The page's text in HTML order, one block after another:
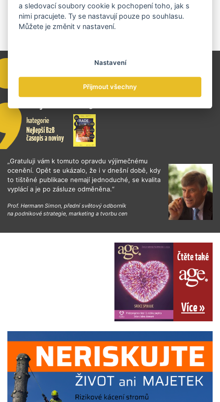
„Gratuluji vám k tomuto opravdu výjimečnému
ocenění. Opět se ukázalo, že i v dnešní době, kdy
to tištěné publikace nemají jednoduché, se kvalita
vyplácí a je po zásluze odměněna.“
Prof. Hermann Simon, přední světový odborník
na podnikové strategie, marketing a tvorbu cen
Čtěte také
Více »
a sledovací soubory cookie k pochopení toho, jak s
nimi pracujete. Ty se nastavují pouze po souhlasu.
Můžete je změnit v nastavení.
Nastavení
Přijmout všechny